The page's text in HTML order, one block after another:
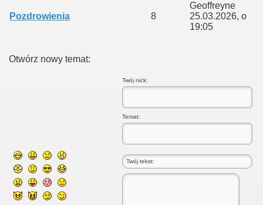
Pozdrowienia 8
Geoffreyne
25.03.2026, o
19:05
Otwórz nowy temat:
Twój nick:
Temat: